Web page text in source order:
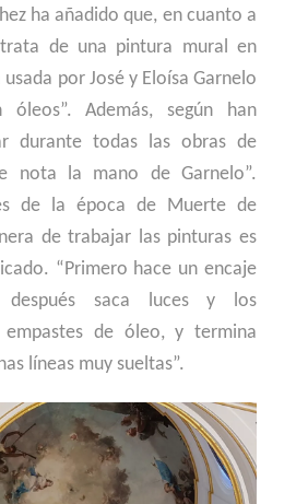
ha añadido que, en cuanto a
de una pintura mural en
por José y Eloísa Garnelo
Además, según han
durante todas las obras de
nota la mano de Garnelo”.
de la época de Muerte de
de trabajar las pinturas es
“Primero hace un encaje
después saca luces y los
empastes de óleo, y termina
líneas muy sueltas”.